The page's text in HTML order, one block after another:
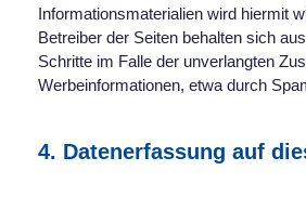
Informationsmaterialien wird hiermit
Betreiber der Seiten behalten sich
Schritte im Falle der unverlangten
Werbeinformationen, etwa durch
4. Datenerfassung auf